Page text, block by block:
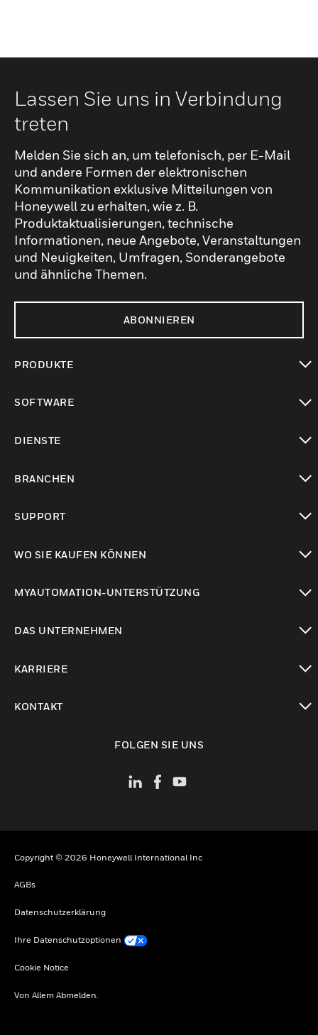
Lassen Sie uns in Verbindung
treten
Melden Sie sich an, um telefonisch, per E-Mail
und andere Formen der elektronischen
Kommunikation exklusive Mitteilungen von
Honeywell zu erhalten, wie z. B.
Produktaktualisierungen, technische
Informationen, neue Angebote, Veranstaltungen
und Neuigkeiten, Umfragen, Sonderangebote
und ähnliche Themen.
ABONNIEREN
PRODUKTE
SOFTWARE
DIENSTE
BRANCHEN
SUPPORT
WO SIE KAUFEN KÖNNEN
MYAUTOMATION-UNTERSTÜTZUNG
DAS UNTERNEHMEN
KARRIERE
KONTAKT
FOLGEN SIE UNS
Copyright © 2026 Honeywell International Inc
AGBs
Datenschutzerklärung
Ihre Datenschutzoptionen
Cookie Notice
Von Allem Abmelden.